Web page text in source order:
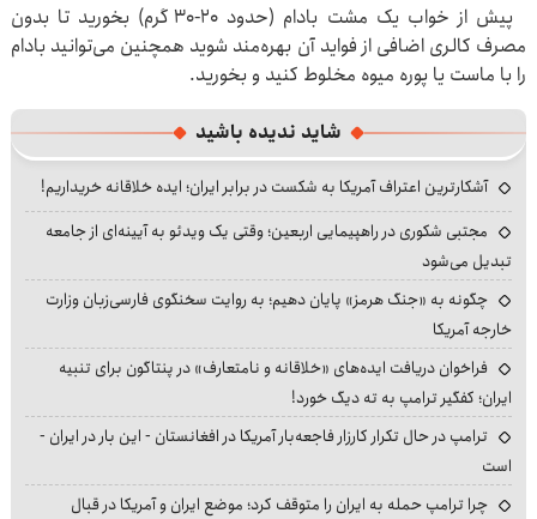
پیش از خواب یک مشت بادام (حدود ۲۰-۳۰ گرم) بخورید تا بدون
مصرف کالری اضافی از فواید آن بهره‌مند شوید همچنین می‌توانید بادام
را با ماست یا پوره میوه مخلوط کنید و بخورید.
شاید ندیده باشید
آشکارترین اعتراف آمریکا به شکست در برابر ایران؛ ایده خلاقانه خریداریم!
مجتبی شکوری در راهپیمایی اربعین؛ وقتی یک ویدئو به آیینه‌ای از جامعه
تبدیل می‌شود
چگونه به «جنگ هرمز» پایان دهیم؛ به روایت سخنگوی فارسی‌زبان وزارت
خارجه آمریکا
فراخوان دریافت ایده‌های «خلاقانه و نامتعارف» در پنتاگون برای تنبیه
ایران؛ کفگیر ترامپ به ته دیگ خورد!
ترامپ در حال تکرار کارزار فاجعه‌بار آمریکا در افغانستان - این بار در ایران -
است
چرا ترامپ حمله به ایران را متوقف کرد؛ موضع ایران و آمریکا در قبال